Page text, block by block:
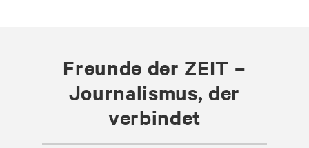
Freunde der ZEIT –
Journalismus, der
verbindet